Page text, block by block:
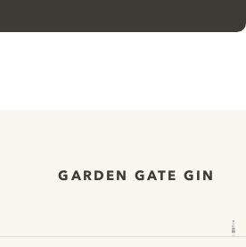
GARDEN GATE GIN
notre politique de gestion